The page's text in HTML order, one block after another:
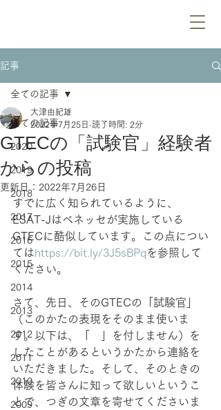
記事
全ての記事
2020
2019
2018
2017
2016
2015
2014
2013
2012
2011
2010
2009
全ての記事
GTECの「試験官」経験者
からの投稿
大津由紀雄
2022年7月25日 読了時間: 2分
更新日： 2022年7月26日
すでに広く知られているように、
ESAT-Jはベネッセが実施している
GTECに酷似しています。この点につい
てはhttps://bit.ly/3J5sBPqを参照して
ください。
さて、先日、そのGTECの「試験官」
（このかたの表現をそのまま使いま
す。以下は、「　」を付しません）を
したことがあるというかたから連絡を
いただきました。そして、そのときの
体験を皆さんに知って欲しいというこ
とで、つぎの文章を寄せてくださいま